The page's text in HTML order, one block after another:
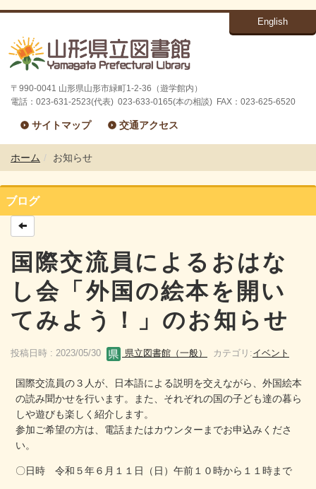
English
〒990-0041 山形県山形市緑町1-2-36（遊学館内）
電話：023-631-2523(代表) 023-633-0165(本の相談) FAX：023-625-6520
サイトマップ 交通アクセス
ホーム お知らせ
ブログ
国際交流員によるおはな
し会「外国の絵本を開い
てみよう！」のお知らせ
投稿日時 : 2023/05/30 県立図書館（一般） カテゴリ:イベント
国際交流員の３人が、日本語による説明を交えながら、外国絵本
の読み聞かせを行います。また、それぞれの国の子ども達の暮ら
しや遊びも楽しく紹介します。
参加ご希望の方は、電話またはカウンターまでお申込みくださ
い。
〇日時 令和５年６月１１日（日）午前１０時から１１時まで